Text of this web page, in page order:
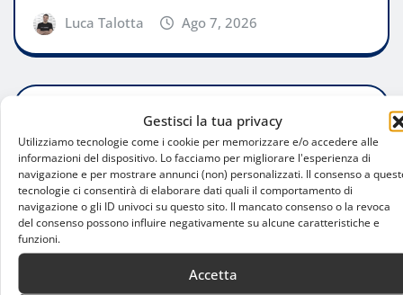
Gestisci la tua privacy
Utilizziamo tecnologie come i cookie per memorizzare e/o accedere alle
informazioni del dispositivo. Lo facciamo per migliorare l'esperienza di
navigazione e per mostrare annunci (non) personalizzati. Il consenso a
tecnologie ci consentirà di elaborare dati quali il comportamento di
navigazione o gli ID univoci su questo sito. Il mancato consenso o la revoca
del consenso possono influire negativamente su alcune caratteristiche e
funzioni.
Accetta
Luca Talotta Ago 7, 2026